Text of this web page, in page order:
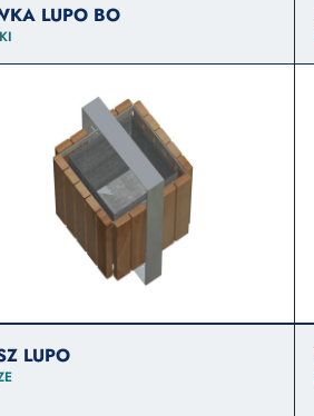
LUPO BO
LUPO